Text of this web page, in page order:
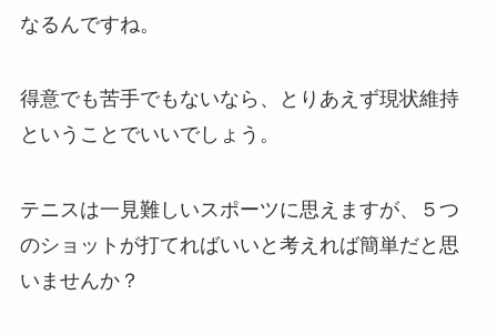
なるんですね。
得意でも苦手でもないなら、とりあえず現状維持
ということでいいでしょう。
テニスは一見難しいスポーツに思えますが、５つ
のショットが打てればいいと考えれば簡単だと思
いませんか？